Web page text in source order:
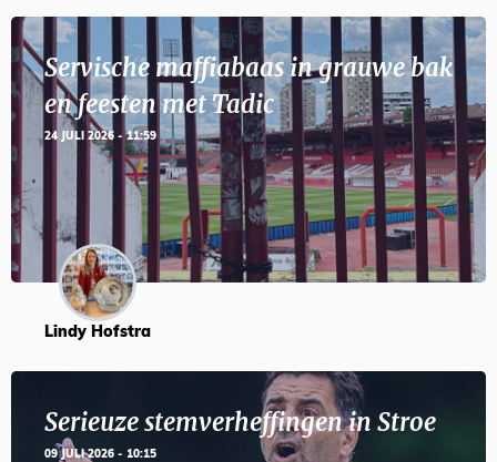
Servische maffiabaas in grauwe bak
en feesten met Tadic
24 JULI 2026 - 11:59
Lindy Hofstra
Serieuze stemverheffingen in Stroe
09 JULI 2026 - 10:15